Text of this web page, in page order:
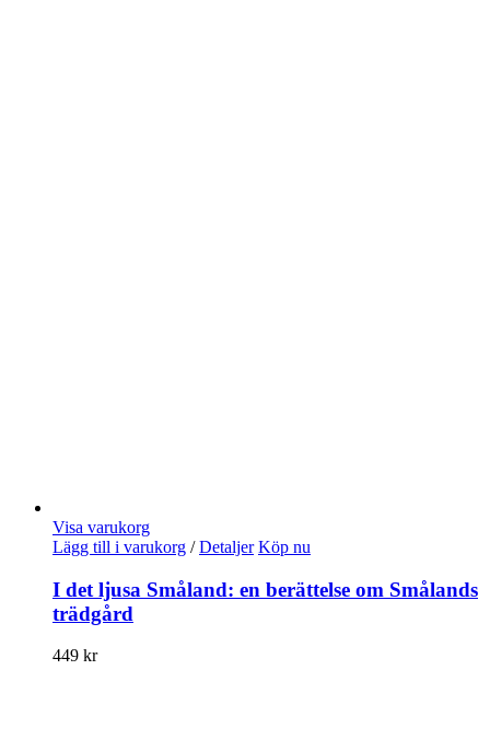
Visa varukorg
Lägg till i varukorg / Detaljer Köp nu
I det ljusa Småland: en berättelse om Smålands
trädgård
449 kr